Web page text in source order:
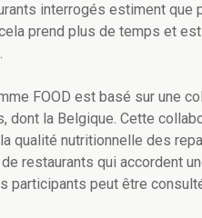
interrogés estiment que
prend plus de temps et
FOOD est basé sur une
dont la Belgique. Cette
qualité nutritionnelle des
restaurants qui accordent
participants peut être